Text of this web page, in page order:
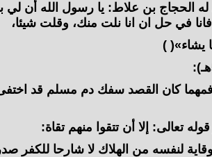
الحجاج بن علاط: يا رسول الله أن لي
فانا في حل ان انا نلت منك، وقلت شيئا،
يشاء»( )
كان القصد سفك دم مسلم قد
تعالى: إلا أن تتقوا منهم تقاة:
لنفسه من الهلاك لا شارحا للكفر